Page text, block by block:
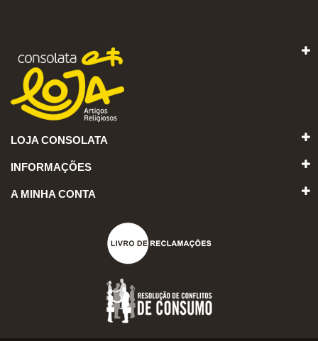
LOJA CONSOLATA
INFORMAÇÕES
A MINHA CONTA